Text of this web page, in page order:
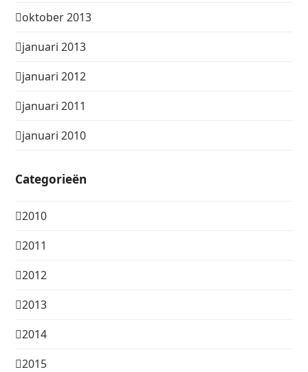
oktober 2013
januari 2013
januari 2012
januari 2011
januari 2010
Categorieën
2010
2011
2012
2013
2014
2015